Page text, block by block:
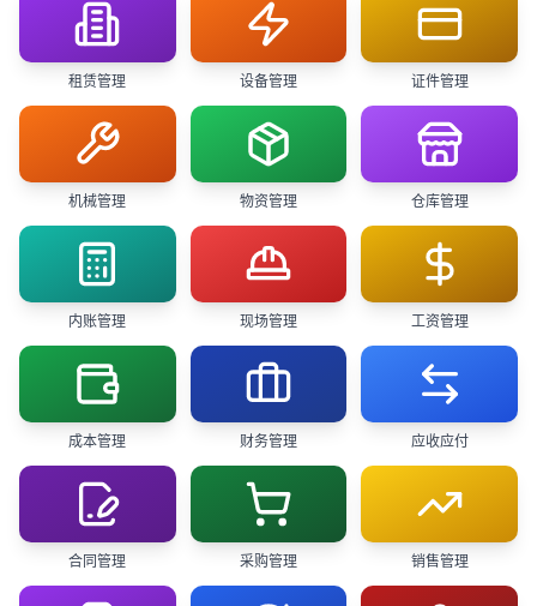
租赁管理 设备管理 证件管理
机械管理 物资管理 仓库管理
内账管理 现场管理 工资管理
成本管理 财务管理 应收应付
合同管理 采购管理 销售管理